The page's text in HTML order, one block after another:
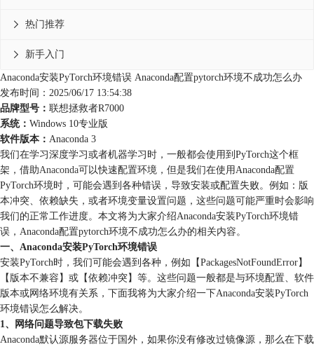
热门推荐

新手入门

Anaconda安装PyTorch环境错误 Anaconda配置pytorch环境不成功怎么办
发布时间：2025/06/17 13:54:38
品牌型号： 联想拯救者R7000
系统： Windows 10专业版
软件版本： Anaconda 3
我们在学习深度学习或者机器学习时，一般都会使用到PyTorch这个框
架，借助Anaconda可以快速配置环境，但是我们在使用Anaconda配置
PyTorch环境时，可能会遇到各种错误，导致安装或配置失败。例如：版
本冲突、依赖缺失，或者环境变量设置问题，这些问题可能严重时会影响
我们的正常工作进度。本文将为大家介绍Anaconda安装PyTorch环境错
误，Anaconda配置pytorch环境不成功怎么办的相关内容。
一、Anaconda安装PyTorch环境错误
安装PyTorch时，我们可能会遇到各种，例如【PackagesNotFoundError】
【版本不兼容】或【依赖冲突】等。这些问题一般都是与环境配置、软件
版本或网络环境有关系，下面我将为大家介绍一下Anaconda安装PyTorch
环境错误怎么解决。
1、网络问题导致包下载失败
Anaconda默认源服务器位于国外，如果你没有修改过镜像源，那么在下载